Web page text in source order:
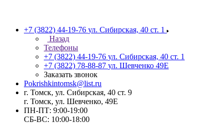
+7 (3822) 44-19-76 ул. Сибирская, 40 ст. 1
Назад
Телефоны
+7 (3822) 44-19-76 ул. Сибирская, 40 ст. 1
+7 (3822) 78-88-87 ул. Шевченко 49Е
Заказать звонок
Pokrishkintomsk@list.ru
г. Томск, ул. Сибирская, 40 ст. 9
г. Томск, ул. Шевченко, 49Е
ПН-ПТ: 9:00-19:00
СБ-ВС: 10:00-18:00